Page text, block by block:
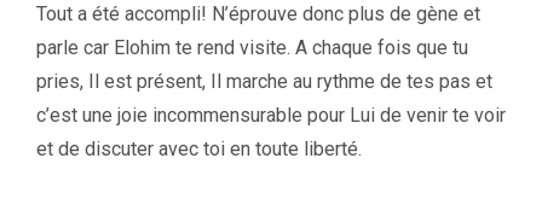
Tout a été accompli! N’éprouve donc plus de gène et
parle car Elohim te rend visite. A chaque fois que tu
pries, Il est présent, Il marche au rythme de tes pas et
c’est une joie incommensurable pour Lui de venir te voir
et de discuter avec toi en toute liberté.